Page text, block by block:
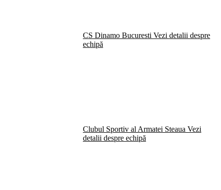
CS Dinamo Bucuresti Vezi detalii despre
echipă
Clubul Sportiv al Armatei Steaua Vezi
detalii despre echipă